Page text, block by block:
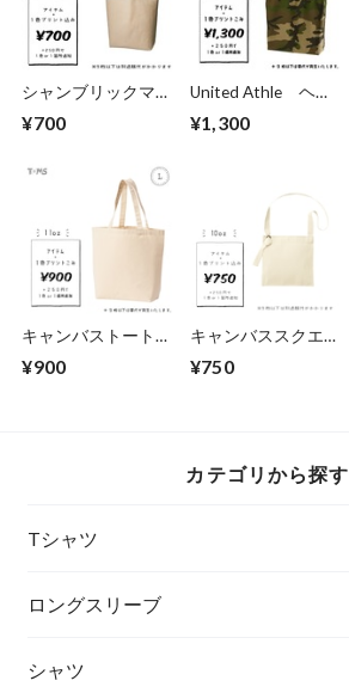
シャンブリックマチ
(品番：TR-0934)
¥700
United Athle ヘヴ
トバッグ Mサイ
¥1,300
キャンバストート
L size (品番：778-
TCC)
¥900
キャンバススクエア
サコッシュ (TR-
1081)
¥750
カテゴリから探す
Tシャツ
ロングスリーブ
シャツ